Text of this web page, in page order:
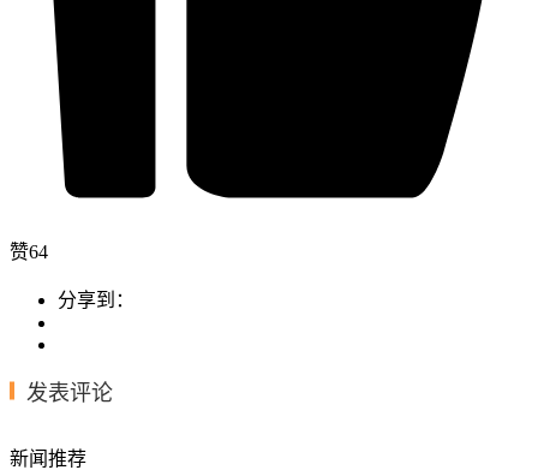
赞64
分享到：
发表评论
新闻推荐